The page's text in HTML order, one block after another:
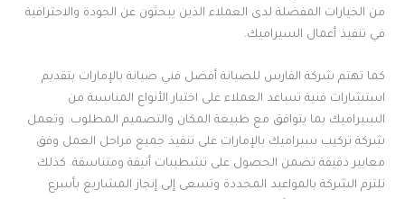
من الخيارات المفضلة لدى العملاء الذين يبحثون عن الجودة والاحترافية
في تنفيذ أعمال السيراميك.
كما تهتم شركة الفارس للصيانة أفضل فني صيانة بالإمارات بتقديم
استشارات فنية تساعد العملاء على اختيار الأنواع المناسبة من
السيراميك بما يتوافق مع طبيعة المكان والتصميم المطلوب. وتعمل
شركة تركيب سيراميك بالإمارات على تنفيذ جميع مراحل العمل وفق
معايير دقيقة تضمن الحصول على تشطيبات أنيقة ومتناسقة. كذلك
تلتزم الشركة بالمواعيد المحددة وتسعى إلى إنجاز المشاريع بأسرع